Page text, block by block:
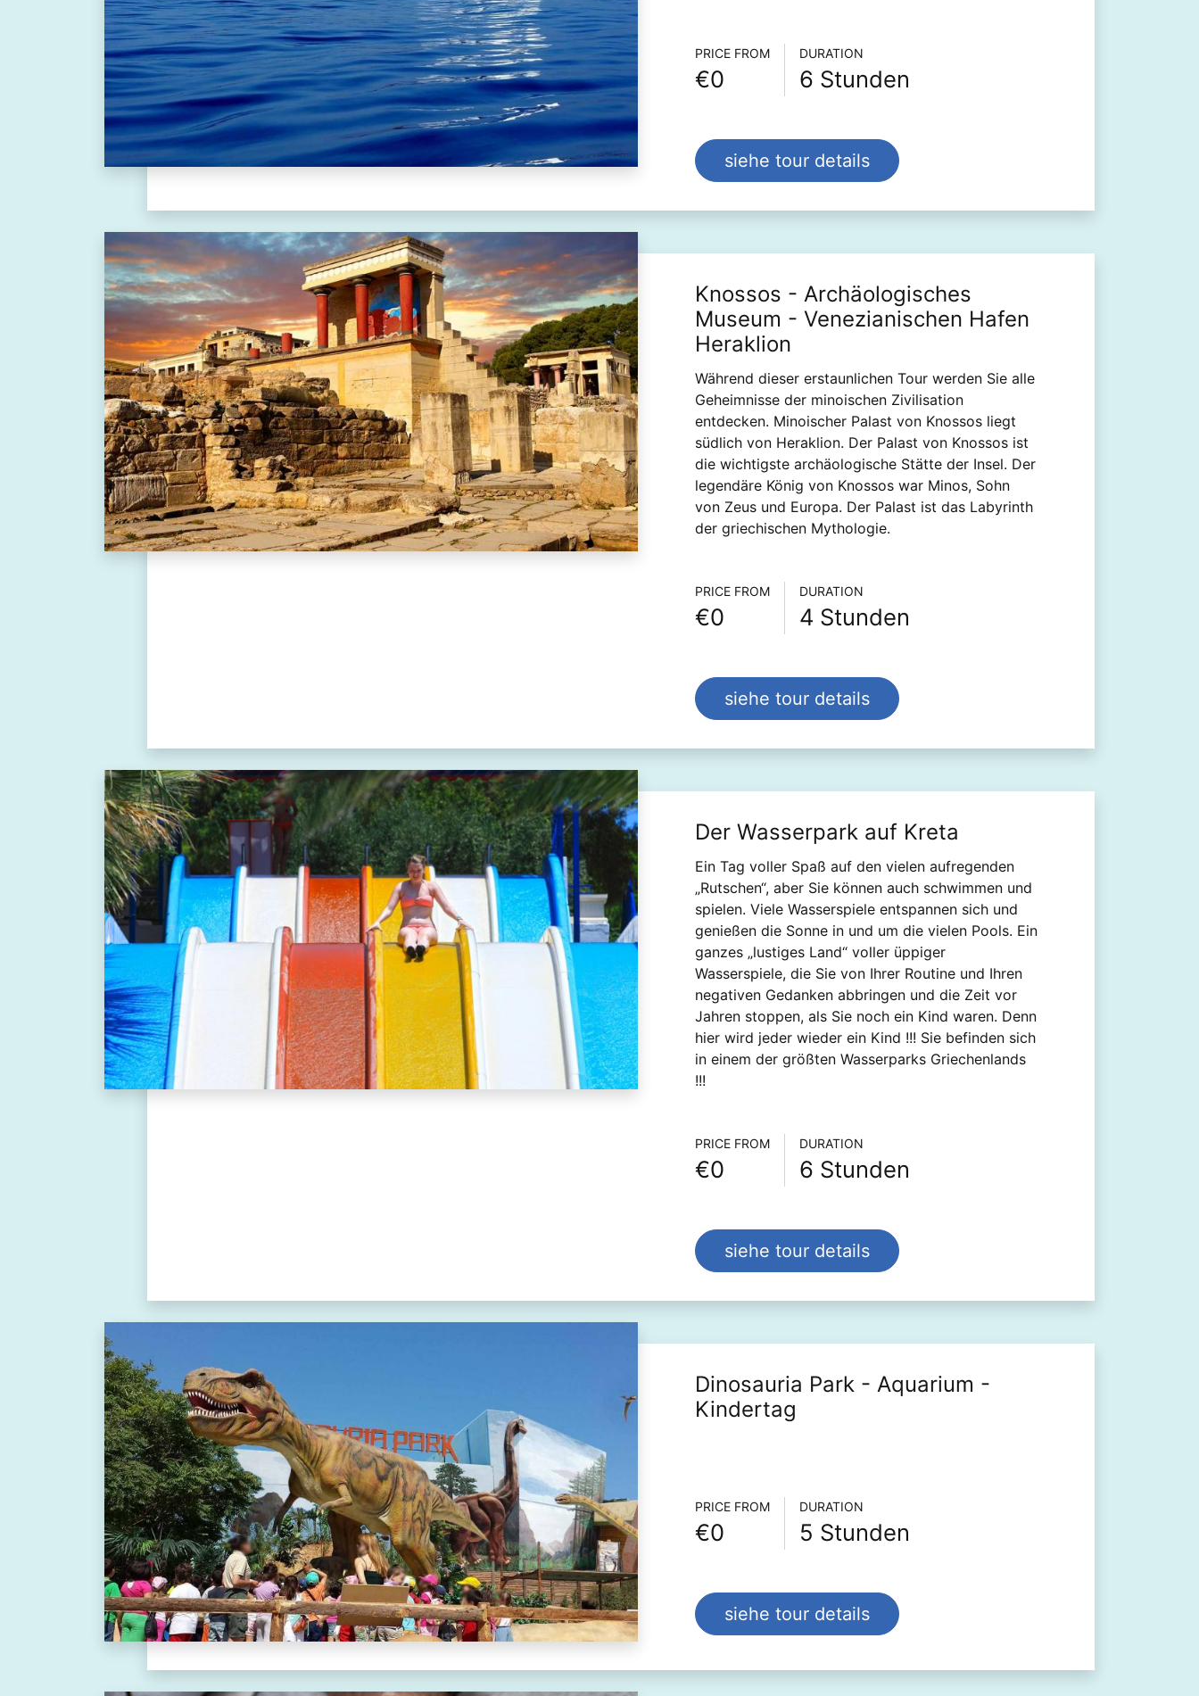
Informationen zu Ausflügen und Touren
PRICE FROM
€0
DURATION
6 Stunden
siehe tour details
Knossos - Archäologisches
Museum - Venezianischen Hafen
Heraklion
Während dieser erstaunlichen Tour werden Sie alle
Geheimnisse der minoischen Zivilisation
entdecken. Minoischer Palast von Knossos liegt
südlich von Heraklion. Der Palast von Knossos ist
die wichtigste archäologische Stätte der Insel. Der
legendäre König von Knossos war Minos, Sohn
von Zeus und Europa. Der Palast ist das Labyrinth
der griechischen Mythologie.
Informationen zu Ausflügen und Touren
PRICE FROM
€0
DURATION
4 Stunden
siehe tour details
Der Wasserpark auf Kreta
Ein Tag voller Spaß auf den vielen aufregenden
„Rutschen“, aber Sie können auch schwimmen und
spielen. Viele Wasserspiele entspannen sich und
genießen die Sonne in und um die vielen Pools. Ein
ganzes „lustiges Land“ voller üppiger
Wasserspiele, die Sie von Ihrer Routine und Ihren
negativen Gedanken abbringen und die Zeit vor
Jahren stoppen, als Sie noch ein Kind waren. Denn
hier wird jeder wieder ein Kind !!! Sie befinden sich
in einem der größten Wasserparks Griechenlands
!!!
Informationen zu Ausflügen und Touren
PRICE FROM
€0
DURATION
6 Stunden
siehe tour details
Dinosauria Park - Aquarium -
Kindertag
Informationen zu Ausflügen und Touren
PRICE FROM
€0
DURATION
5 Stunden
siehe tour details